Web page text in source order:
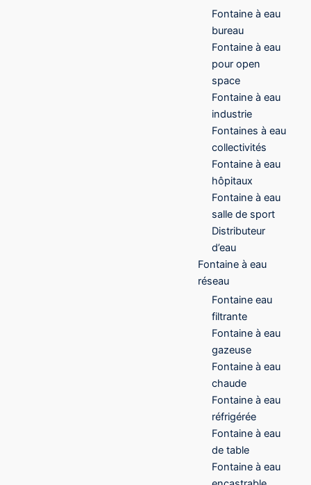
Fontaine à eau
bureau
Fontaine à eau
pour open
space
Fontaine à eau
industrie
Fontaines à eau
collectivités
Fontaine à eau
hôpitaux
Fontaine à eau
salle de sport
Distributeur
d’eau
Fontaine à eau
réseau
Fontaine eau
filtrante
Fontaine à eau
gazeuse
Fontaine à eau
chaude
Fontaine à eau
réfrigérée
Fontaine à eau
de table
Fontaine à eau